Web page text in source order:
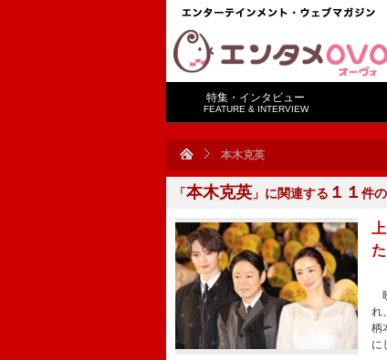
特集・インタビュー
FEATURE & INTERVIEW
本木克英
「本木克英 」に関連する １１ 件
れ
柄
に